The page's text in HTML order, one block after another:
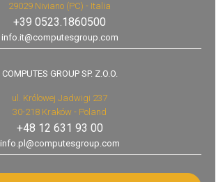
29029 Niviano (PC) - Italia
+39 0523.1860500
info.it@computesgroup.com
COMPUTES GROUP SP. Z.O.O.
ul. Królowej Jadwigi 237
30-218 Kraków - Poland
+48 12 631 93 00
info.pl@computesgroup.com